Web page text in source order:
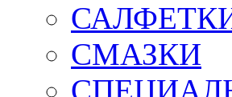
СМАЗКИ